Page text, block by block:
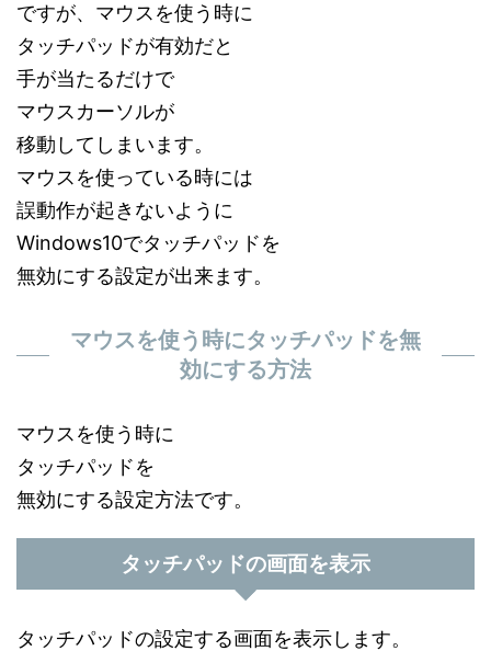
ですが、マウスを使う時に
タッチパッドが有効だと
手が当たるだけで
マウスカーソルが
移動してしまいます。
マウスを使っている時には
誤動作が起きないように
Windows10でタッチパッドを
無効にする設定が出来ます。
マウスを使う時にタッチパッドを無
効にする方法
マウスを使う時に
タッチパッドを
無効にする設定方法です。
タッチパッドの画面を表示
タッチパッドの設定する画面を表示します。